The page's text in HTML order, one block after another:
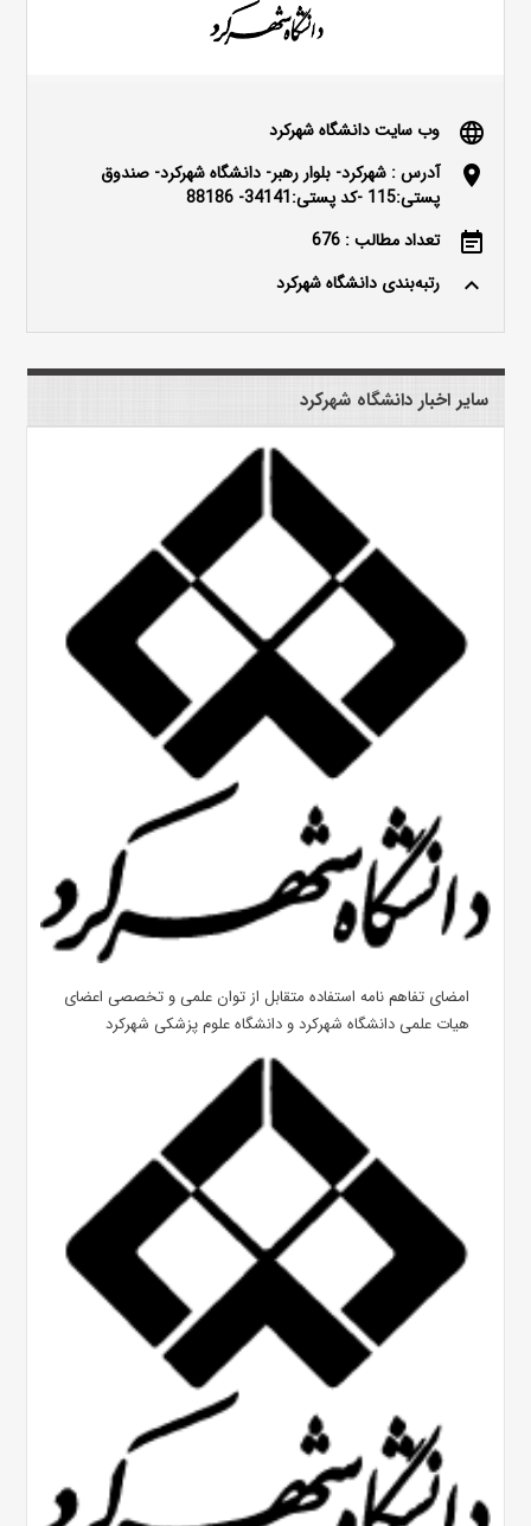
language وب سایت دانشگاه شهرکرد
location_on
آدرس : شهرکرد- بلوار رهبر- دانشگاه شهرکرد- صندوق
پستی:115 -کد پستی:34141- 88186
event_note تعداد مطالب : 676
keyboard_arrow_up رتبه‌بندی دانشگاه شهرکرد
سایر اخبار دانشگاه شهرکرد
امضای تفاهم نامه استفاده متقابل از توان علمی و تخصصی اعضای
هیات علمی دانشگاه شهرکرد و دانشگاه علوم پزشکی شهرکرد